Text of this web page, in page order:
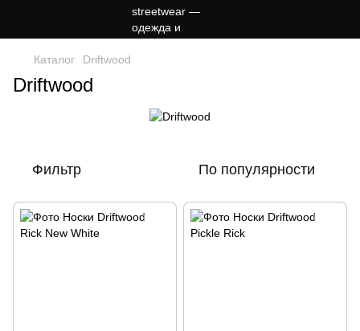
Каталог Driftwood
Driftwood
Фильтр По популярности